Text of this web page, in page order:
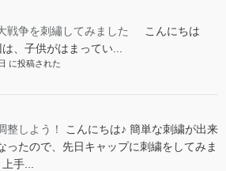
戦争を刺繡してみました
こんにちは
、子供がはまってい...
に投稿された
整しよう！
こんにちは♪ 簡単な刺繍が出来
ったので、先日キャップに刺繍をしてみま
手...